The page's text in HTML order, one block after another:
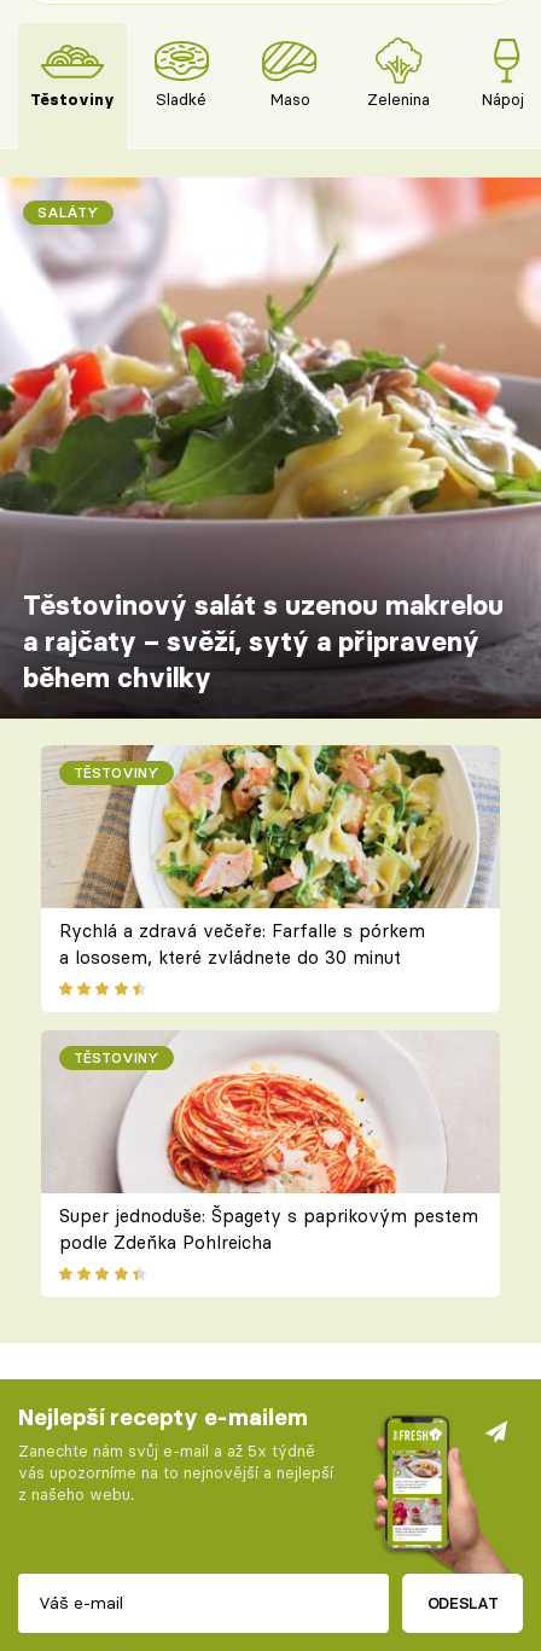
Těstoviny Sladké Maso Zelenina Nápoje
SALÁTY
Těstovinový salát s uzenou makrelou
a rajčaty – svěží, sytý a připravený
během chvilky
TĚSTOVINY
Rychlá a zdravá večeře: Farfalle s pórkem
a lososem, které zvládnete do 30 minut
TĚSTOVINY
Super jednoduše: Špagety s paprikovým pestem
podle Zdeňka Pohlreicha
Nejlepší recepty e-mailem
Zanechte nám svůj e-mail a až 5x týdně
vás upozorníme na to nejnovější a nejlepší
z našeho webu.
ODESLAT